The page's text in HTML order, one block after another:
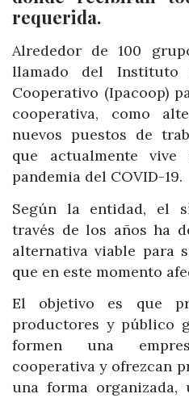
requerida.
Alrededor de 100
llamado del Instituto
Cooperativo (Ipacoop)
cooperativa, como
nuevos puestos de
que actualmente
pandemia del COVID-19.
Según la entidad, el
través de los años ha
alternativa viable para
que en este momento
El objetivo es que
productores y público
formen una
cooperativa y ofrezcan
una forma